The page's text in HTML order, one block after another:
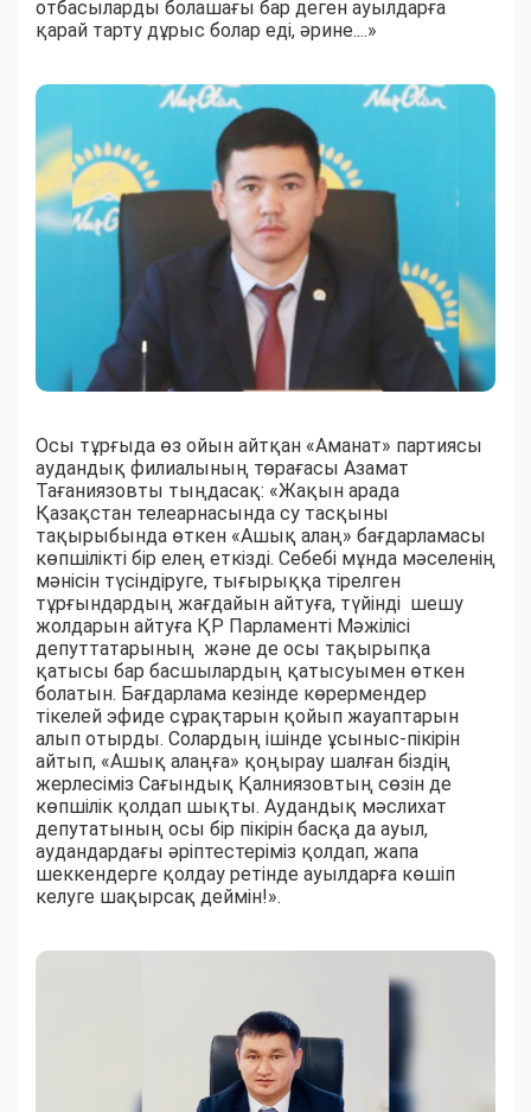
отбасыларды болашағы бар деген ауылдарға
қарай тарту дұрыс болар еді, әрине....»
Осы тұрғыда өз ойын айтқан «Аманат» партиясы
аудандық филиалының төрағасы Азамат
Тағаниязовты тыңдасақ: «Жақын арада
Қазақстан телеарнасында су тасқыны
тақырыбында өткен «Ашық алаң» бағдарламасы
көпшілікті бір елең еткізді. Себебі мұнда мәселенің
мәнісін түсіндіруге, тығырыққа тірелген
тұрғындардың жағдайын айтуға, түйінді шешу
жолдарын айтуға ҚР Парламенті Мәжілісі
депуттатарының және де осы тақырыпқа
қатысы бар басшылардың қатысуымен өткен
болатын. Бағдарлама кезінде көрермендер
тікелей эфиде сұрақтарын қойып жауаптарын
алып отырды. Солардың ішінде ұсыныс-пікірін
айтып, «Ашық алаңға» қоңырау шалған біздің
жерлесіміз Сағындық Қалниязовтың сөзін де
көпшілік қолдап шықты. Аудандық мәслихат
депутатының осы бір пікірін басқа да ауыл,
аудандардағы әріптестеріміз қолдап, жапа
шеккендерге қолдау ретінде ауылдарға көшіп
келуге шақырсақ деймін!».